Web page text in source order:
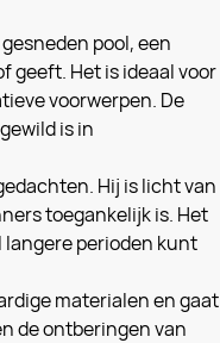
pool, een
geeft. Het is ideaal voor
voorwerpen. De
is in
Hij is licht van
toegankelijk is. Het
perioden kunt
materialen en gaat
de ontberingen van